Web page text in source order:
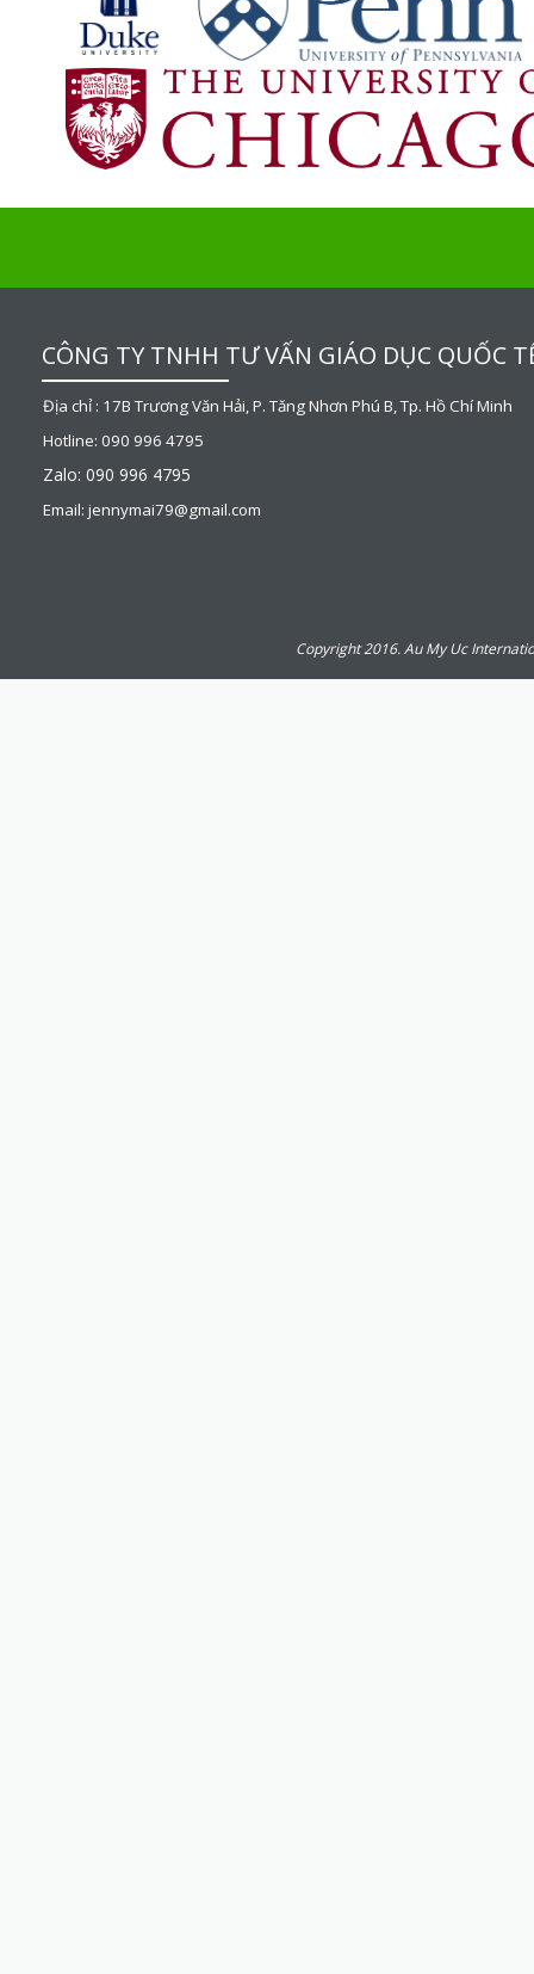
CÔNG TY TNHH TƯ VẤN GIÁO DỤC QUỐC
Địa chỉ : 17B Trương Văn Hải, P. Tăng Nhơn Phú B, Tp. Hồ Chí Minh
Hotline: 090 996 4795
Zalo: 090 996 4795
Email: jennymai79@gmail.com
Copyright 2016. Au My Uc